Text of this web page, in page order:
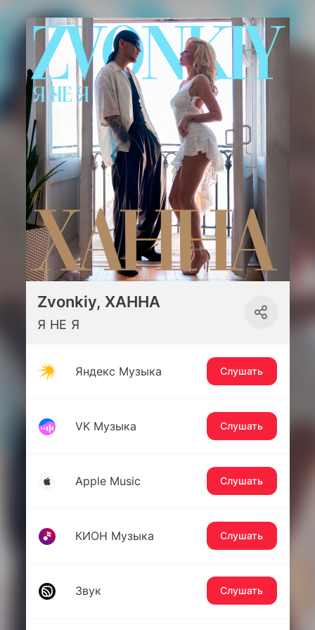
Zvonkiy, ХАННА
Я НЕ Я
Яндекс Музыка Слушать
VK Музыка Слушать
Apple Music Слушать
КИОН Музыка Слушать
Звук Слушать